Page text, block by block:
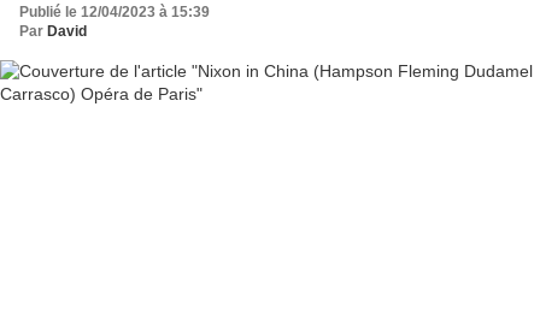
Publié le 12/04/2023 à 15:39
Par David